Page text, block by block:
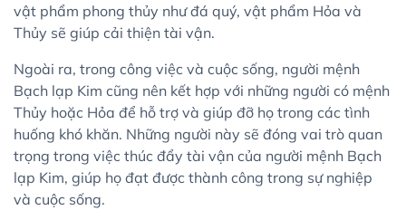
vật phẩm phong thủy như đá quý, vật phẩm Hỏa và
Thủy sẽ giúp cải thiện tài vận.
Ngoài ra, trong công việc và cuộc sống, người mệnh
Bạch lạp Kim cũng nên kết hợp với những người có mệnh
Thủy hoặc Hỏa để hỗ trợ và giúp đỡ họ trong các tình
huống khó khăn. Những người này sẽ đóng vai trò quan
trọng trong việc thúc đẩy tài vận của người mệnh Bạch
lạp Kim, giúp họ đạt được thành công trong sự nghiệp
và cuộc sống.